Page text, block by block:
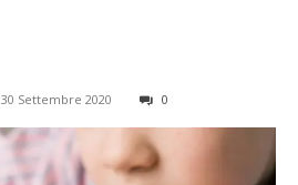
30 Settembre 2020 0